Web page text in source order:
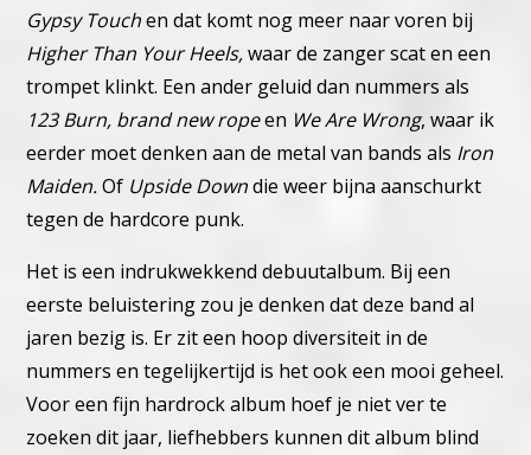
Gypsy Touchen dat komt nog meer naar voren bij
Higher Than Your Heels,waar de zanger scat en een
trompet klinkt. Een ander geluid dan nummers als
123 Burn, brand new ropeen We Are Wrong, waar ik
eerder moet denken aan de metal van bands als Iron
Maiden.Of Upside Downdie weer bijna aanschurkt
tegen de hardcore punk.
Het is een indrukwekkend debuutalbum. Bij een
eerste beluistering zou je denken dat deze band al
jaren bezig is. Er zit een hoop diversiteit in de
nummers en tegelijkertijd is het ook een mooi geheel.
Voor een fijn hardrock album hoef je niet ver te
zoeken dit jaar, liefhebbers kunnen dit album blind